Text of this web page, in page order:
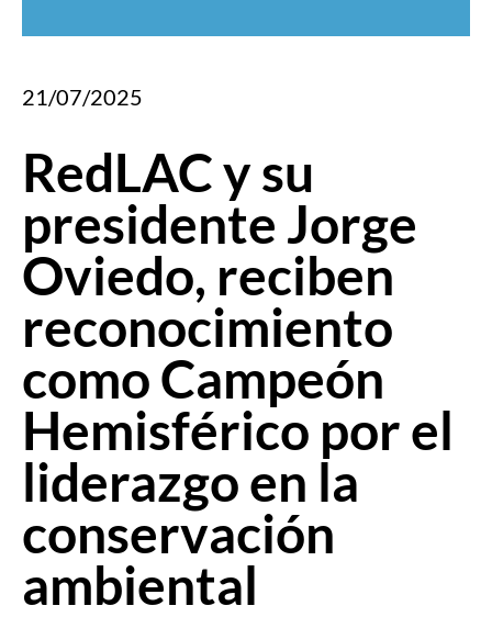
21/07/2025
RedLAC y su
presidente Jorge
Oviedo, reciben
reconocimiento
como Campeón
Hemisférico por el
liderazgo en la
conservación
ambiental